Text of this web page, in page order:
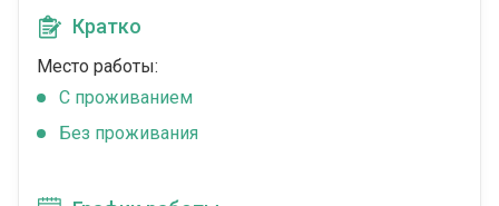
Кратко
Место работы:
C проживанием
Без проживания